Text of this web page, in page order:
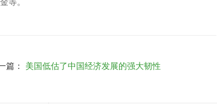
篇： 美国低估了中国经济发展的强大韧性